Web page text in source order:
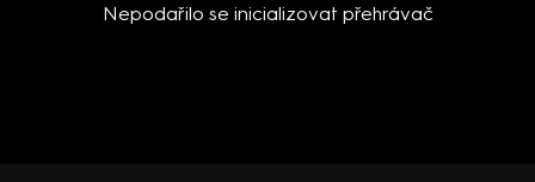
Nepodařilo se inicializovat přehrávač